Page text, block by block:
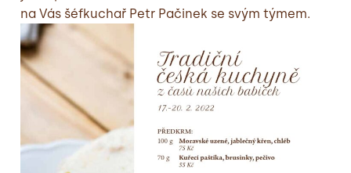
na Vás šéfkuchař Petr Pačinek se svým týmem.